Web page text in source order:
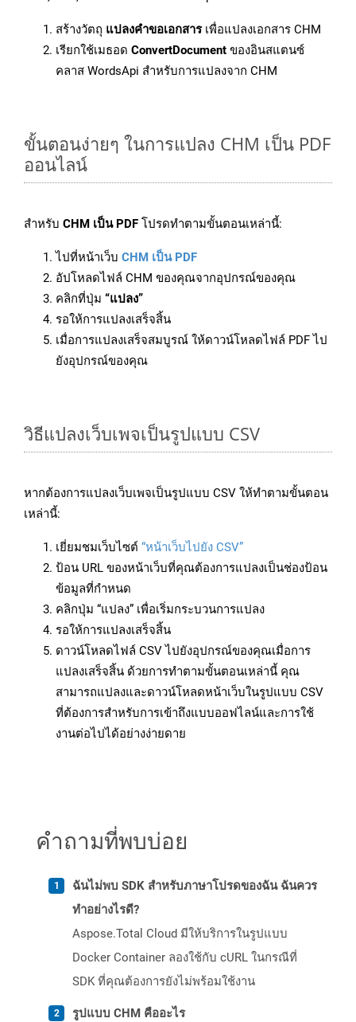
สร้างวัตถุ แปลงคำขอเอกสารเพื่อแปลงเอกสาร CHM
เรียกใช้เมธอด ConvertDocument ของอินสแตนซ์
คลาส WordsApi สำหรับการแปลงจาก CHM
ขั้นตอนง่ายๆ ในการแปลง CHM เป็น PDF
ออนไลน์
สำหรับ CHM เป็น PDF โปรดทำตามขั้นตอนเหล่านี้:
ไปที่หน้าเว็บ CHM เป็น PDF
อัปโหลดไฟล์ CHM ของคุณจากอุปกรณ์ของคุณ
คลิกที่ปุ่ม “แปลง”
รอให้การแปลงเสร็จสิ้น
เมื่อการแปลงเสร็จสมบูรณ์ ให้ดาวน์โหลดไฟล์ PDF ไป
ยังอุปกรณ์ของคุณ
วิธีแปลงเว็บเพจเป็นรูปแบบ CSV
หากต้องการแปลงเว็บเพจเป็นรูปแบบ CSV ให้ทำตามขั้นตอน
เหล่านี้:
เยี่ยมชมเว็บไซต์ “หน้าเว็บไปยัง CSV”
ป้อน URL ของหน้าเว็บที่คุณต้องการแปลงเป็นช่องป้อน
ข้อมูลที่กำหนด
คลิกปุ่ม “แปลง” เพื่อเริ่มกระบวนการแปลง
รอให้การแปลงเสร็จสิ้น
ดาวน์โหลดไฟล์ CSV ไปยังอุปกรณ์ของคุณเมื่อการ
แปลงเสร็จสิ้น ด้วยการทำตามขั้นตอนเหล่านี้ คุณ
สามารถแปลงและดาวน์โหลดหน้าเว็บในรูปแบบ CSV
ที่ต้องการสำหรับการเข้าถึงแบบออฟไลน์และการใช้
งานต่อไปได้อย่างง่ายดาย
คำถามที่พบบ่อย
ฉันไม่พบ SDK สำหรับภาษาโปรดของฉัน ฉันควร
ทำอย่างไรดี?
Aspose.Total Cloud มีให้บริการในรูปแบบ
Docker Container ลองใช้กับ cURL ในกรณีที่
SDK ที่คุณต้องการยังไม่พร้อมใช้งาน
รูปแบบ CHM คืออะไร